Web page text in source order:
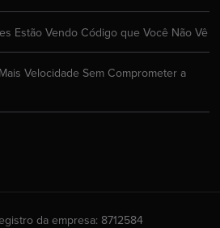
Estão Vendo Código que Você Não Vê
Velocidade Sem Comprometer a
da empresa: 8712584